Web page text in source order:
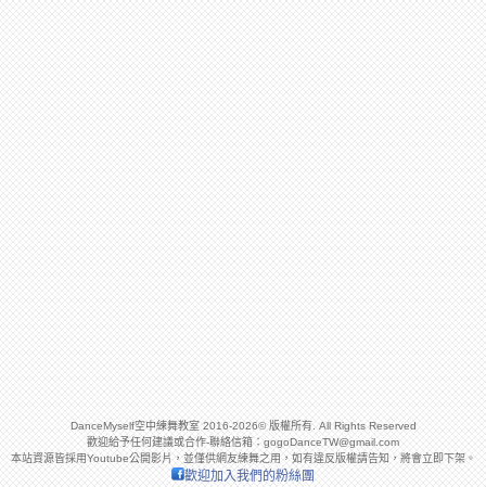
DanceMyself空中練舞教室 2016-2026© 版權所有. All Rights Reserved
歡迎給予任何建議或合作-聯絡信箱： gogoDanceTW@gmail.com
本站資源皆採用Youtube公開影片，並僅供網友練舞之用，如有違反版權請告知，將會立即下架。
歡迎加入我們的粉絲團